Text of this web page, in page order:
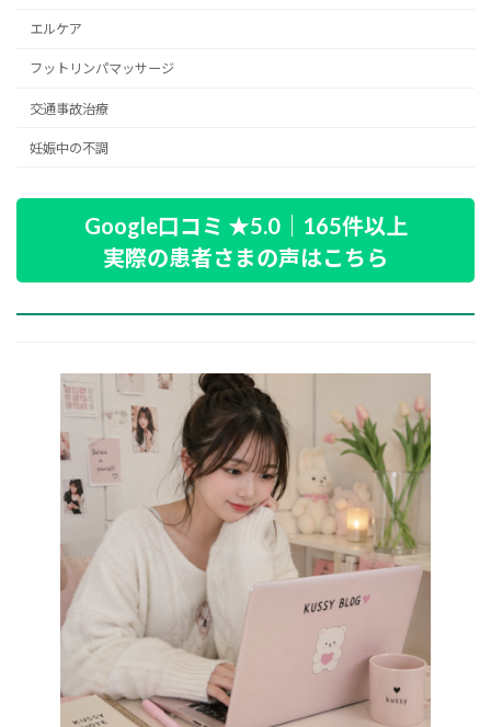
エルケア
フットリンパマッサージ
交通事故治療
妊娠中の不調
Google口コミ ★5.0｜165件以上
実際の患者さまの声はこちら